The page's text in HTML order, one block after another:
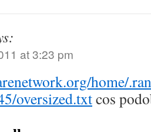
at 3:23 pm
home/
oversized.txtcos